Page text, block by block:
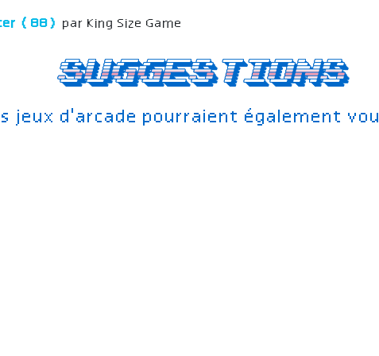
Suggestions
jeux d'arcade pourraient également
(88) par King Size Game